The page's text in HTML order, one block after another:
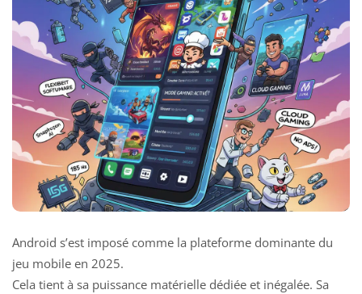
Android s’est imposé comme la plateforme dominante du
jeu mobile en 2025.
Cela tient à sa puissance matérielle dédiée et inégalée. Sa